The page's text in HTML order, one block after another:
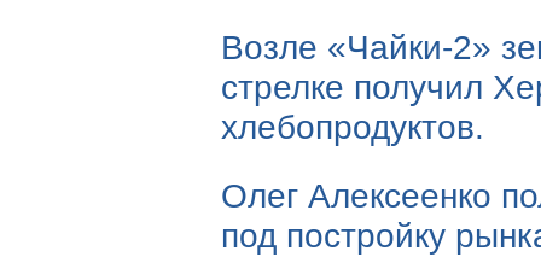
Возле «Чайки-2»
стрелке получил
хлебопродуктов.
Олег Алексеенко
под постройку